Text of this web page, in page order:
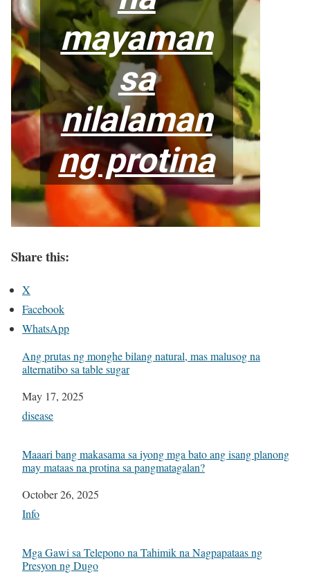
Share this:
X
Facebook
WhatsApp
Ang prutas ng monghe bilang natural, mas malusog na
alternatibo sa table sugar
Date
May 17, 2025
In relation to
disease
Maaari bang makasama sa iyong mga bato ang isang planong
may mataas na protina sa pangmatagalan?
Date
October 26, 2025
In relation to
Info
Mga Gawi sa Telepono na Tahimik na Nagpapataas ng
Presyon ng Dugo